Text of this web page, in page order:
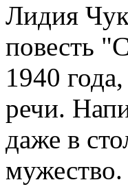
Лидия
повесть
1940
речи.
даже в
мужество.